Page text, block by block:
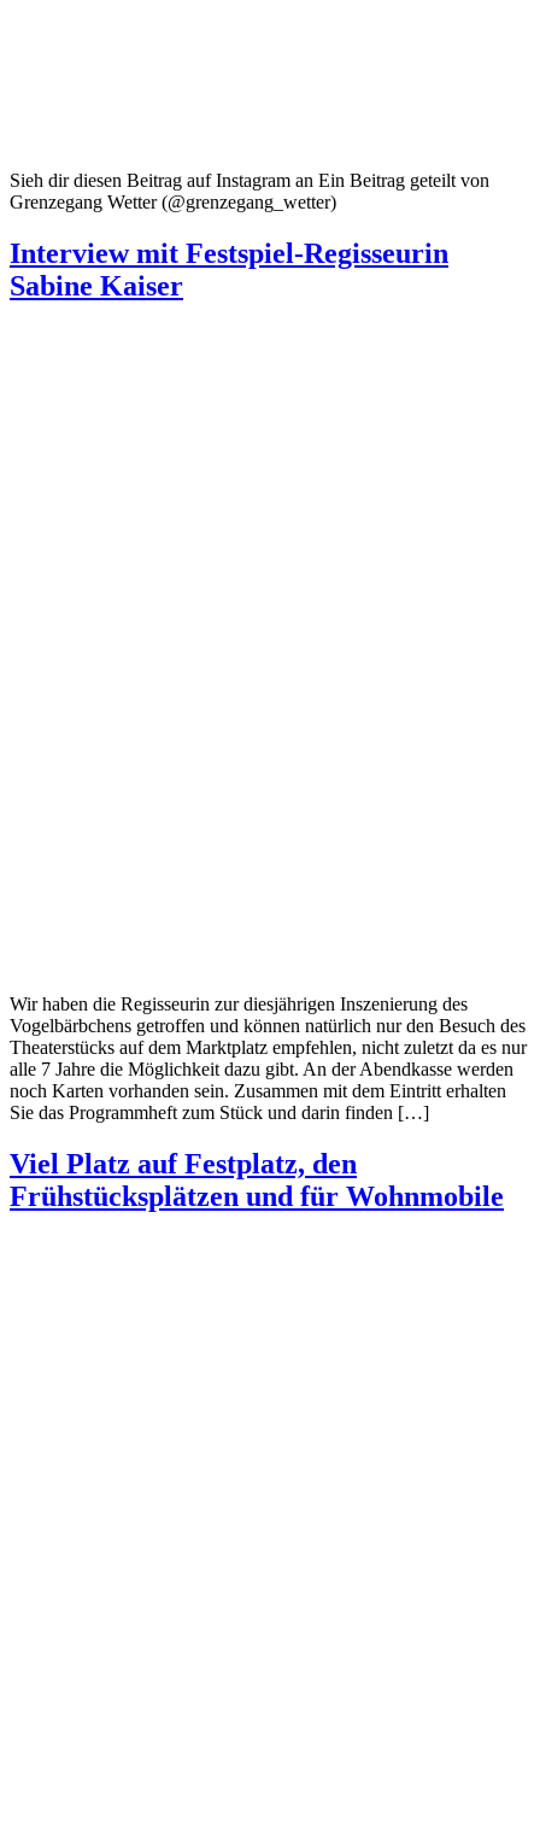
Sieh dir diesen Beitrag auf Instagram an Ein Beitrag geteilt von
Grenzegang Wetter (@grenzegang_wetter)
Interview mit Festspiel-Regisseurin
Sabine Kaiser
Wir haben die Regisseurin zur diesjährigen Inszenierung des
Vogelbärbchens getroffen und können natürlich nur den Besuch des
Theaterstücks auf dem Marktplatz empfehlen, nicht zuletzt da es nur
alle 7 Jahre die Möglichkeit dazu gibt. An der Abendkasse werden
noch Karten vorhanden sein. Zusammen mit dem Eintritt erhalten
Sie das Programmheft zum Stück und darin finden […]
Viel Platz auf Festplatz, den
Frühstücksplätzen und für Wohnmobile